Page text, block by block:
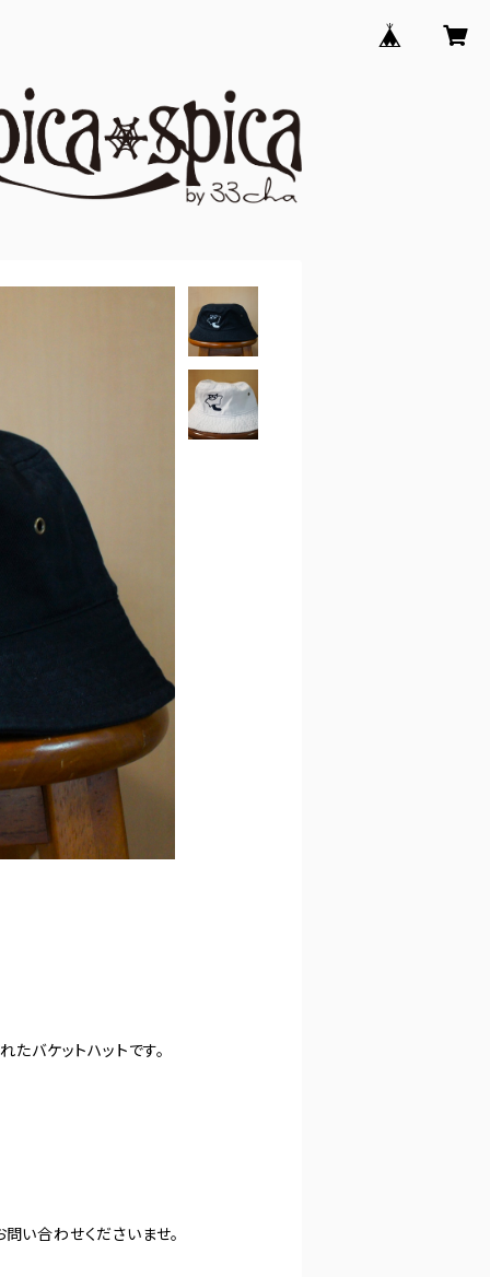
バケットハットです。
い合わせくださいませ。